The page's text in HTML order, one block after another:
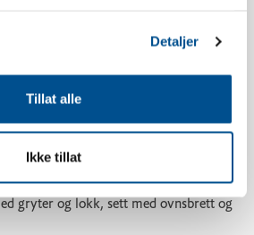
Detaljer
Tillat alle
Ikke tillat
rivjern, hvitløkspresse, korketrekker,
skålsett, små tallerkener, dype
fryser, vask, oppvaskmaskin,
gafler, skjeer, teskjeer, knivsett,
varmeunderlag,
gryter og lokk, sett med ovnsbrett og